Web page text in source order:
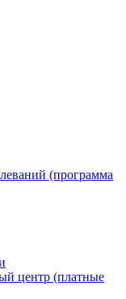
(программа
центр (платные